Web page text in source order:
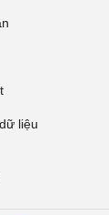
liệu